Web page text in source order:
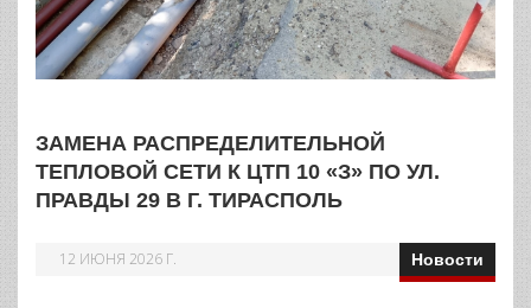
ЗАМЕНА РАСПРЕДЕЛИТЕЛЬНОЙ
ТЕПЛОВОЙ СЕТИ К ЦТП 10 «З» ПО УЛ.
ПРАВДЫ 29 В Г. ТИРАСПОЛЬ
Новости
12 ИЮНЯ 2026 Г.